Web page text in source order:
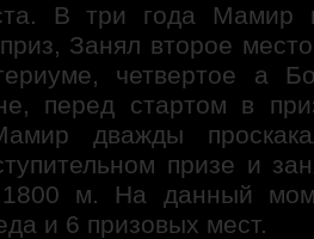
В три года Мамир
Занял второе
четвертое а
перед стартом в
дважды
призе и
1800 м. На данный
и 6 призовых мест.